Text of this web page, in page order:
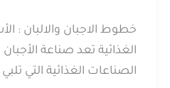
خطوط الاجبان والالبان :
الغذائية تعد صناعة
الصناعات الغذائية التي